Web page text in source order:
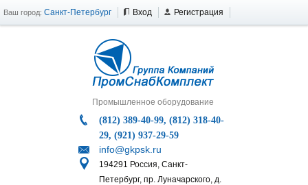
Ваш город: Санкт-Петербург Вход Регистрация
Промышленное оборудование
(812) 389-40-99, (812) 318-40-
29, (921) 937-29-59
info@gkpsk.ru
194291 Россия, Санкт-
Петербург, пр. Луначарского, д.